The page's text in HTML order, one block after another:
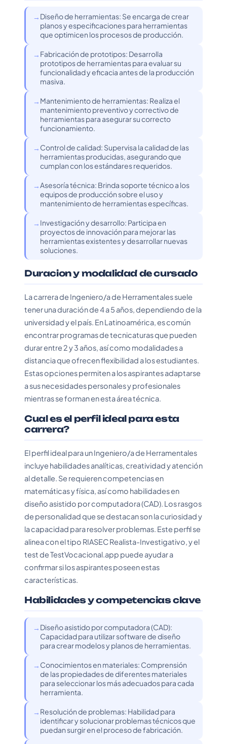
Diseño de herramientas: Se encarga de crear
planos y especificaciones para herramientas
que optimicen los procesos de producción.
Fabricación de prototipos: Desarrolla
prototipos de herramientas para evaluar su
funcionalidad y eficacia antes de la producción
masiva.
Mantenimiento de herramientas: Realiza el
mantenimiento preventivo y correctivo de
herramientas para asegurar su correcto
funcionamiento.
Control de calidad: Supervisa la calidad de las
herramientas producidas, asegurando que
cumplan con los estándares requeridos.
Asesoría técnica: Brinda soporte técnico a los
equipos de producción sobre el uso y
mantenimiento de herramientas específicas.
Investigación y desarrollo: Participa en
proyectos de innovación para mejorar las
herramientas existentes y desarrollar nuevas
soluciones.
Duracion y modalidad de cursado
La carrera de Ingeniero/a de Herramentales suele
tener una duración de 4 a 5 años, dependiendo de la
universidad y el país. En Latinoamérica, es común
encontrar programas de tecnicaturas que pueden
durar entre 2 y 3 años, así como modalidades a
distancia que ofrecen flexibilidad a los estudiantes.
Estas opciones permiten a los aspirantes adaptarse
a sus necesidades personales y profesionales
mientras se forman en esta área técnica.
Cual es el perfil ideal para esta
carrera?
El perfil ideal para un Ingeniero/a de Herramentales
incluye habilidades analíticas, creatividad y atención
al detalle. Se requieren competencias en
matemáticas y física, así como habilidades en
diseño asistido por computadora (CAD). Los rasgos
de personalidad que se destacan son la curiosidad y
la capacidad para resolver problemas. Este perfil se
alinea con el tipo RIASEC Realista-Investigativo, y el
test de TestVocacional.app puede ayudar a
confirmar si los aspirantes poseen estas
características.
Habilidades y competencias clave
Diseño asistido por computadora (CAD):
Capacidad para utilizar software de diseño
para crear modelos y planos de herramientas.
Conocimientos en materiales: Comprensión
de las propiedades de diferentes materiales
para seleccionar los más adecuados para cada
herramienta.
Resolución de problemas: Habilidad para
identificar y solucionar problemas técnicos que
puedan surgir en el proceso de fabricación.